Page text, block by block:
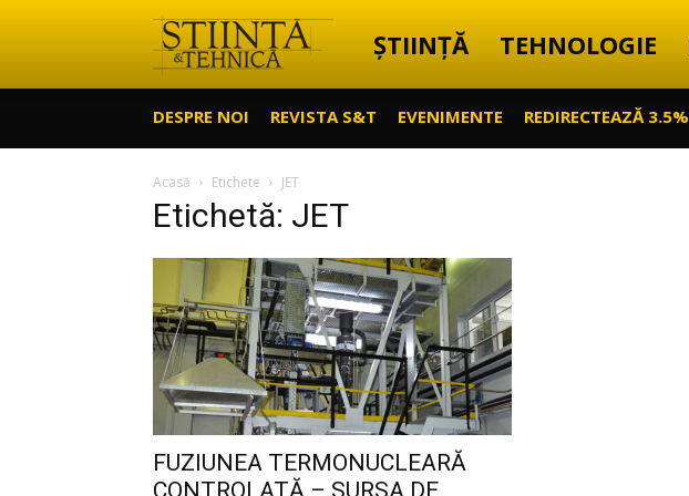
Știință
ȘTIINȚĂ TEHNOLOGIE
DESPRE NOI REVISTA S&T EVENIMENTE REDIRECTEAZĂ 3.5%
Acasă Etichete JET
Etichetă: JET
FUZIUNEA TERMONUCLEARĂ
CONTROLATĂ – SURSA DE